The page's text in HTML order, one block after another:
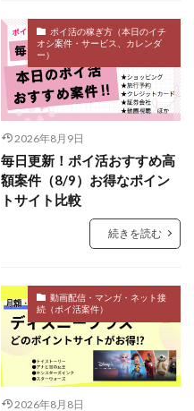
ポイ活の稼ぎ方（本日のイチ
オシ案件・サービス、カレンダ
ー）
2026年8月9日
毎日更新！ポイ活おすすめ高
額案件（8/9）お得なポイン
トサイト比較
続きを読む
動画配信・マンガ・ネット接
続（ポイ活案件）
2026年8月8日